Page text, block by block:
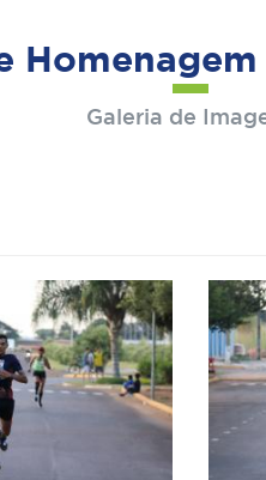
Homenagem
Galeria de